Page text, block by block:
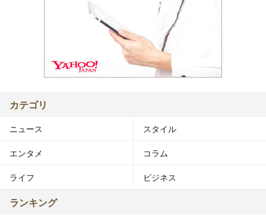
カテゴリ
ニュース スタイル
エンタメ コラム
ライフ ビジネス
ランキング